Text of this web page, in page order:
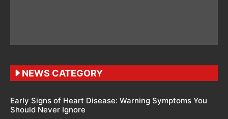
NEWS CATEGORY
Early Signs of Heart Disease: Warning Symptoms You
Should Never Ignore